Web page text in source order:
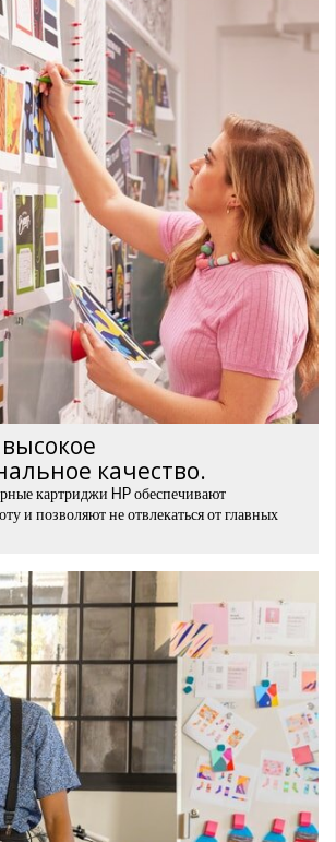
качество.
картриджи HP обеспечивают
и позволяют не отвлекаться от главных